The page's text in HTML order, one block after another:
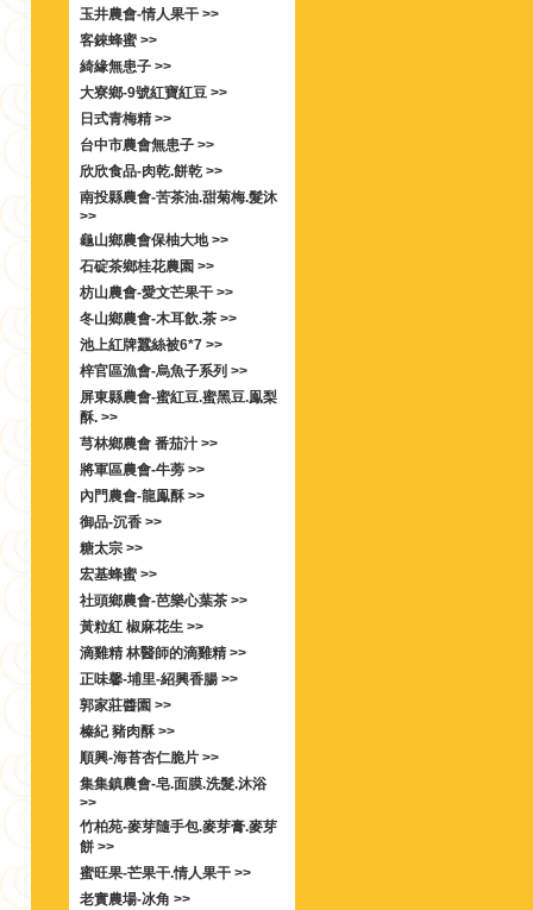
玉井農會-情人果干 >>
客錸蜂蜜 >>
綺緣無患子 >>
大寮鄉-9號紅寶紅豆 >>
日式青梅精 >>
台中市農會無患子 >>
欣欣食品-肉乾.餅乾 >>
南投縣農會-苦茶油.甜菊梅.髮沐
>>
龜山鄉農會保柚大地 >>
石碇茶鄉桂花農園 >>
枋山農會-愛文芒果干 >>
冬山鄉農會-木耳飲.茶 >>
池上紅牌蠶絲被6*7 >>
梓官區漁會-烏魚子系列 >>
屏東縣農會-蜜紅豆.蜜黑豆.鳯梨
酥. >>
芎林鄉農會 番茄汁 >>
將軍區農會-牛蒡 >>
內門農會-龍鳯酥 >>
御品-沉香 >>
糖太宗 >>
宏基蜂蜜 >>
社頭鄉農會-芭樂心葉茶 >>
黃粒紅 椒麻花生 >>
滴雞精 林醫師的滴雞精 >>
正味馨-埔里-紹興香腸 >>
郭家莊醬園 >>
榛紀 豬肉酥 >>
順興-海苔杏仁脆片 >>
集集鎮農會-皂.面膜.洗髮.沐浴
>>
竹柏苑-麥芽隨手包.麥芽膏.麥芽
餅 >>
蜜旺果-芒果干.情人果干 >>
老實農場-冰角 >>